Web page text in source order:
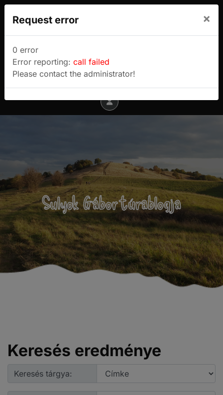
Sulyok Gábor túrablogja
Menu
Sulyok Gábor túrablogja
Keresés eredménye
Keresés tárgya:
Request error ×
0 error
Error reporting: call failed
Please contact the administrator!